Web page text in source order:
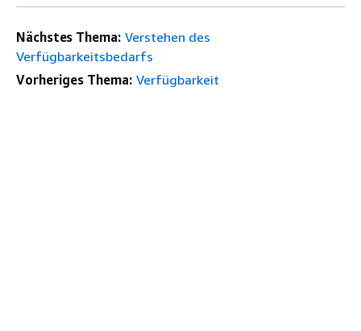
Nächstes Thema: Verstehen des
Verfügbarkeitsbedarfs
Vorheriges Thema: Verfügbarkeit